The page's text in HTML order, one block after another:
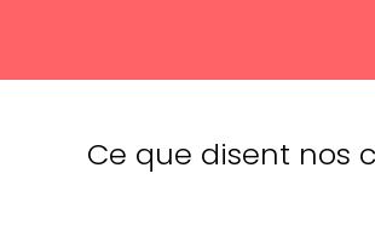
Ce que disent nos